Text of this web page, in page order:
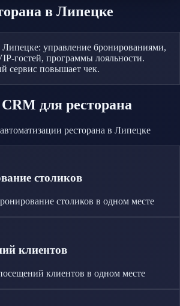
в Липецке
Липецке: управление бронированиями,
гостей, программы лояльности.
сервис повышает чек.
для ресторана
ресторана в Липецке
столиков
столиков в одном месте
клиентов
клиентов в одном месте